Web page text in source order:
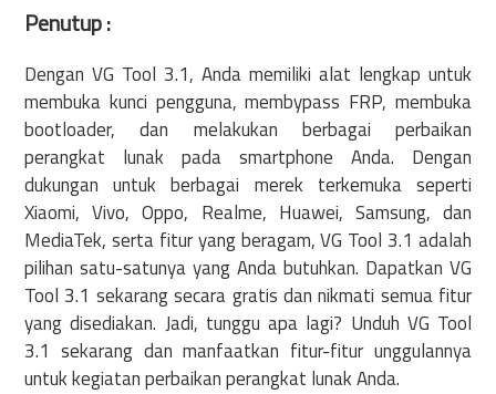
Penutup :
Dengan VG Tool 3.1, Anda memiliki alat lengkap untuk
membuka kunci pengguna, membypass FRP, membuka
bootloader, dan melakukan berbagai perbaikan
perangkat lunak pada smartphone Anda. Dengan
dukungan untuk berbagai merek terkemuka seperti
Xiaomi, Vivo, Oppo, Realme, Huawei, Samsung, dan
MediaTek, serta fitur yang beragam, VG Tool 3.1 adalah
pilihan satu-satunya yang Anda butuhkan. Dapatkan VG
Tool 3.1 sekarang secara gratis dan nikmati semua fitur
yang disediakan. Jadi, tunggu apa lagi? Unduh VG Tool
3.1 sekarang dan manfaatkan fitur-fitur unggulannya
untuk kegiatan perbaikan perangkat lunak Anda.